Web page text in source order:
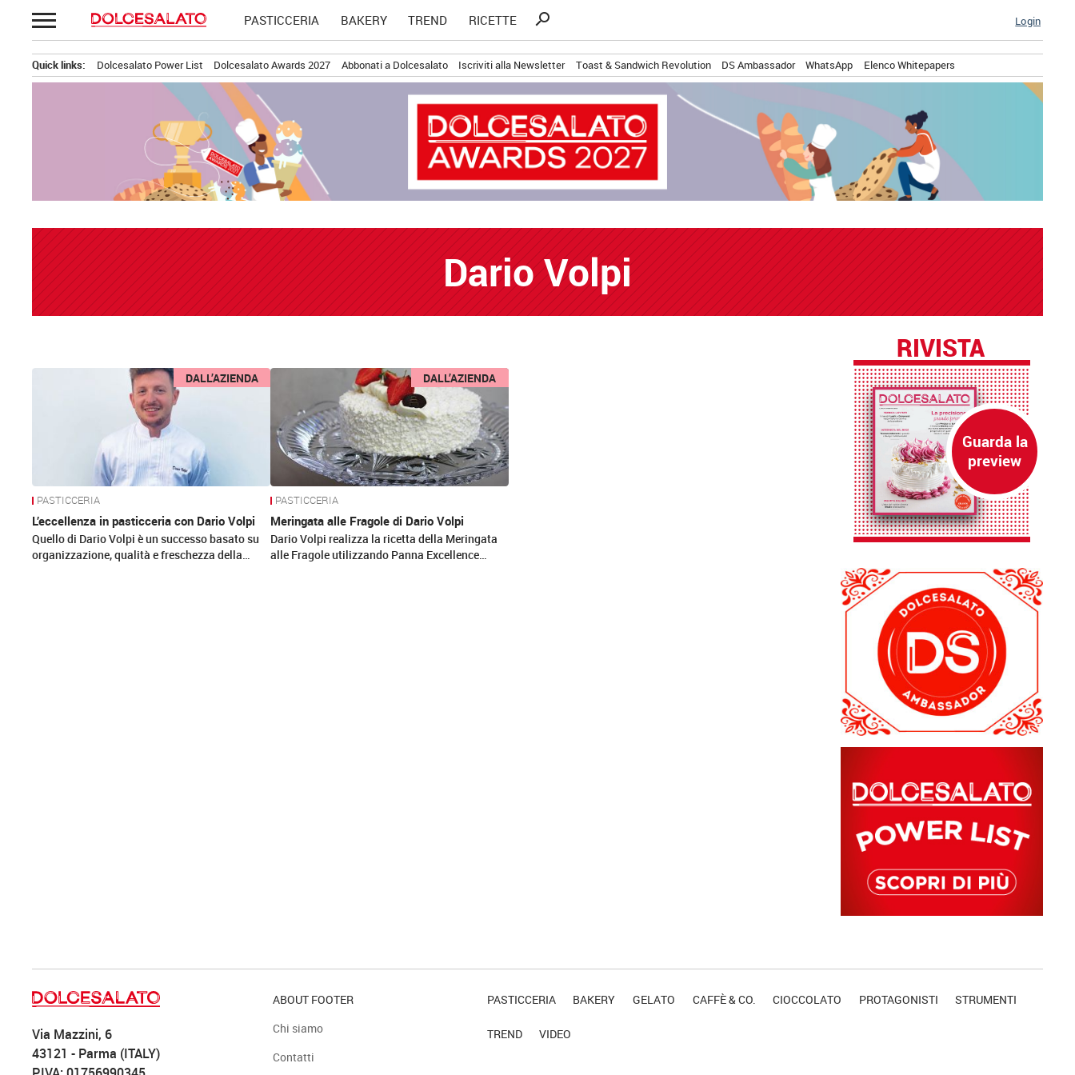
Passa
al
PASTICCERIA BAKERY TREND RICETTE
Ricerca
search Login
Quick links: Dolcesalato Power List Dolcesalato Awards 2027 Abbonati a Dolcesalato Iscriviti alla Newsletter Toast & Sandwich Revolution DS Ambassador WhatsApp Elenco Whitepapers
Dario Volpi
News DALL’AZIENDA
PASTICCERIA
L’eccellenza in pasticceria con Dario Volpi
Quello di Dario Volpi è un successo basato su
organizzazione, qualità e freschezza della…
DALL’AZIENDA
PASTICCERIA
Meringata alle Fragole di Dario Volpi
Dario Volpi realizza la ricetta della Meringata
alle Fragole utilizzando Panna Excellence…
RIVISTA
Via Mazzini, 6
43121 - Parma (ITALY)
ABOUT FOOTER
Chi siamo
Contatti
PASTICCERIA BAKERY GELATO CAFFÈ & CO. CIOCCOLATO PROTAGONISTI STRUMENTI
TREND VIDEO